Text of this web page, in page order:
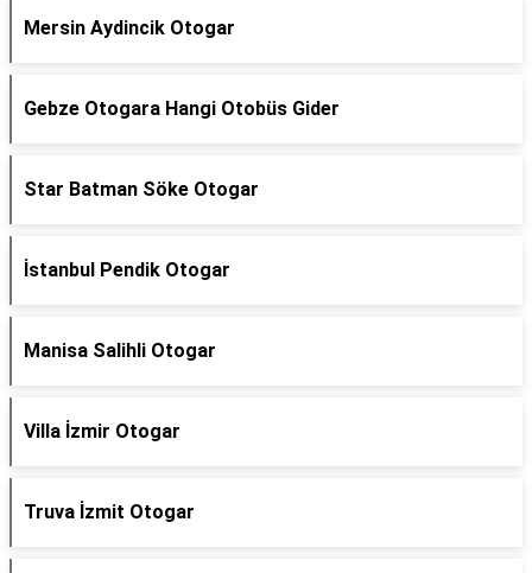
Mersin Aydincik Otogar
Gebze Otogara Hangi Otobüs Gider
Star Batman Söke Otogar
İstanbul Pendik Otogar
Manisa Salihli Otogar
Villa İzmir Otogar
Truva İzmit Otogar